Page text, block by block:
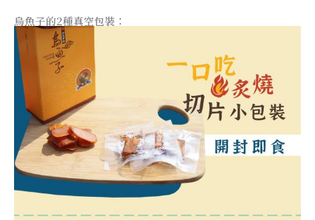
烏魚子的2種真空包裝：